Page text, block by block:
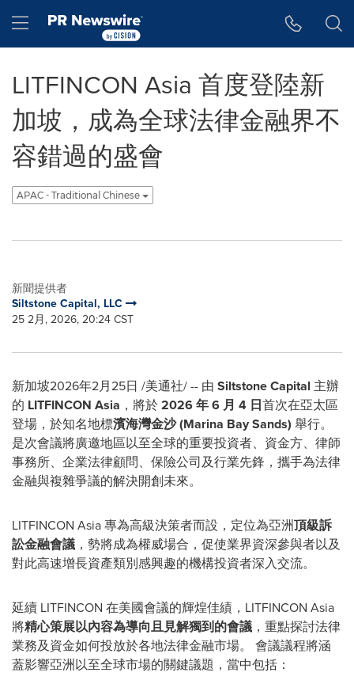
Hamburger menu
LITFINCON Asia 首度登陸新
加坡，成為全球法律金融界不
容錯過的盛會
APAC - Traditional Chinese
新聞提供者
Siltstone Capital, LLC
25 2月, 2026, 20:24 CST
新加坡2026年2月25日 /美通社/ -- 由 Siltstone Capital 主辦
的 LITFINCON Asia ，將於2026 年 6 月 4 日首次在亞太區
登場，於知名地標濱海灣金沙 (Marina Bay Sands) 舉行。
是次會議將廣邀地區以至全球的重要投資者、資金方、律師
事務所、企業法律顧問、保險公司及行業先鋒，攜手為法律
金融與複雜爭議的解決開創未來。
LITFINCON Asia 專為高級決策者而設，定位為亞洲頂級訴
訟金融會議 ，勢將成為權威場合，促使業界資深參與者以及
對此高速增長資產類別感興趣的機構投資者深入交流。
延續 LITFINCON 在美國會議的輝煌佳績，LITFINCON Asia
將精心策展以內容為導向且見解獨到的會議 ，重點探討法律
業務及資金如何投放於各地法律金融市場。 會議議程將涵
蓋影響亞洲以至全球市場的關鍵議題，當中包括：